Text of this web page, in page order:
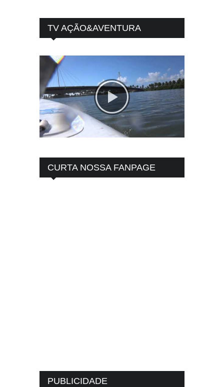
TV AÇÃO&AVENTURA
CURTA NOSSA FANPAGE
PUBLICIDADE